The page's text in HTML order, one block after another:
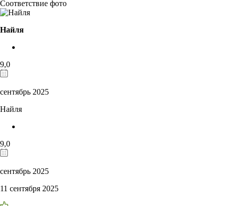
Соответствие фото
Найля
9,0
сентябрь 2025
Найля
9,0
сентябрь 2025
11 сентября 2025